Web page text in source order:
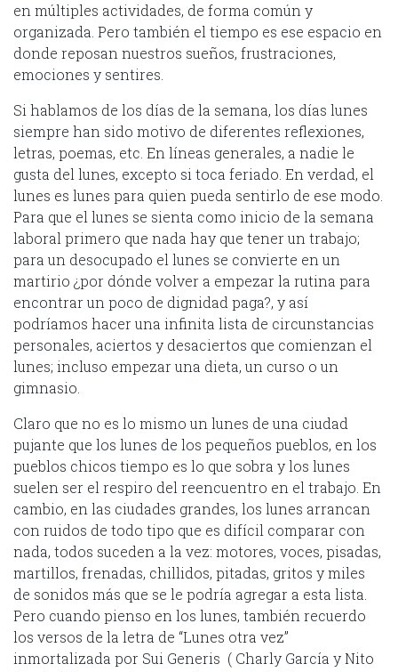
en múltiples actividades, de forma común y
organizada. Pero también el tiempo es ese espacio en
donde reposan nuestros sueños, frustraciones,
emociones y sentires.
Si hablamos de los días de la semana, los días lunes
siempre han sido motivo de diferentes reflexiones,
letras, poemas, etc. En líneas generales, a nadie le
gusta del lunes, excepto si toca feriado. En verdad, el
lunes es lunes para quien pueda sentirlo de ese modo.
Para que el lunes se sienta como inicio de la semana
laboral primero que nada hay que tener un trabajo;
para un desocupado el lunes se convierte en un
martirio ¿por dónde volver a empezar la rutina para
encontrar un poco de dignidad paga?, y así
podríamos hacer una infinita lista de circunstancias
personales, aciertos y desaciertos que comienzan el
lunes; incluso empezar una dieta, un curso o un
gimnasio.
Claro que no es lo mismo un lunes de una ciudad
pujante que los lunes de los pequeños pueblos, en los
pueblos chicos tiempo es lo que sobra y los lunes
suelen ser el respiro del reencuentro en el trabajo. En
cambio, en las ciudades grandes, los lunes arrancan
con ruidos de todo tipo que es difícil comparar con
nada, todos suceden a la vez: motores, voces, pisadas,
martillos, frenadas, chillidos, pitadas, gritos y miles
de sonidos más que se le podría agregar a esta lista.
Pero cuando pienso en los lunes, también recuerdo
los versos de la letra de “Lunes otra vez”
inmortalizada por Sui Generis ( Charly García y Nito